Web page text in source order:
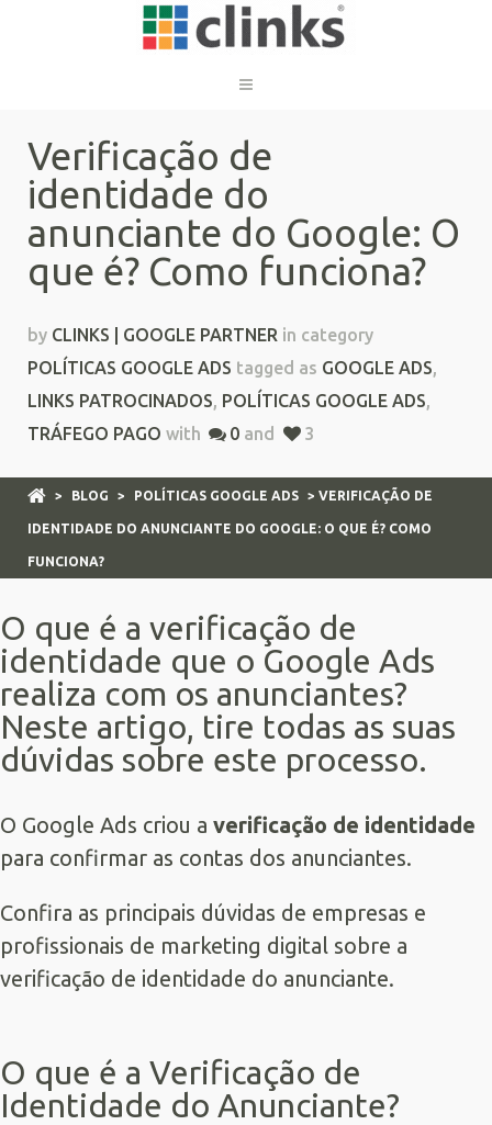
Verificação de
identidade do
anunciante do Google: O
que é? Como funciona?
by CLINKS | GOOGLE PARTNER in category
POLÍTICAS GOOGLE ADS tagged as GOOGLE ADS,
LINKS PATROCINADOS, POLÍTICAS GOOGLE ADS,
TRÁFEGO PAGO with 0 and 3
> BLOG > POLÍTICAS GOOGLE ADS > VERIFICAÇÃO DE
IDENTIDADE DO ANUNCIANTE DO GOOGLE: O QUE É? COMO
FUNCIONA?
O que é a verificação de
identidade que o Google Ads
realiza com os anunciantes?
Neste artigo, tire todas as suas
dúvidas sobre este processo.
O Google Ads criou a verificação de identidade
para confirmar as contas dos anunciantes.
Confira as principais dúvidas de empresas e
profissionais de marketing digital sobre a
verificação de identidade do anunciante.
O que é a Verificação de
Identidade do Anunciante?